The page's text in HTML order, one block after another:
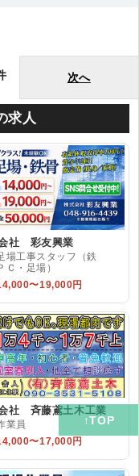
次へ
求人
社 彩友興業
場工事スタッフ（鉄
Ｃ・足場）
〜19,000円
社 斉藤鳶土木工業
業員
〜17,000円